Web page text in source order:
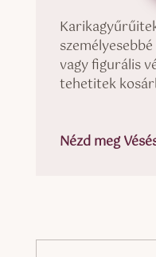
vagy figurális
tehetitek
Nézd meg